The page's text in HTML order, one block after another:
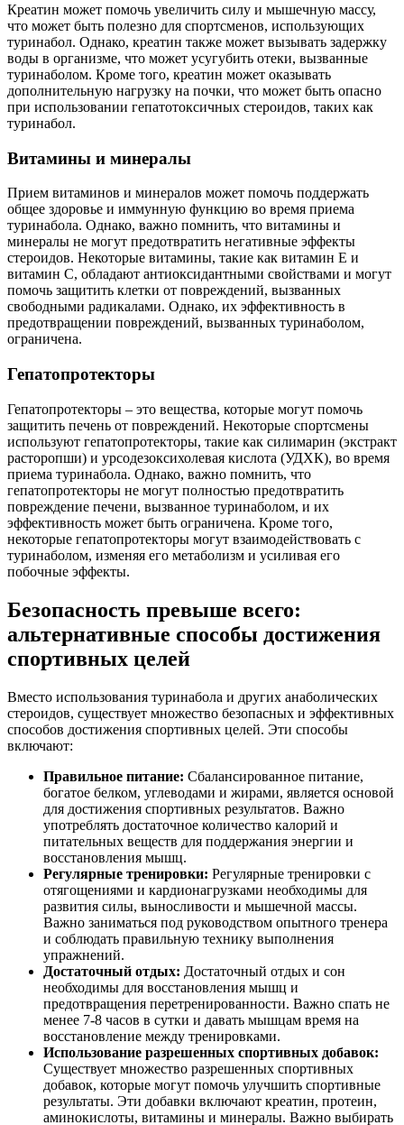
Креатин может помочь увеличить силу и мышечную массу,
что может быть полезно для спортсменов, использующих
туринабол. Однако, креатин также может вызывать задержку
воды в организме, что может усугубить отеки, вызванные
туринаболом. Кроме того, креатин может оказывать
дополнительную нагрузку на почки, что может быть опасно
при использовании гепатотоксичных стероидов, таких как
туринабол.
Витамины и минералы
Прием витаминов и минералов может помочь поддержать
общее здоровье и иммунную функцию во время приема
туринабола. Однако, важно помнить, что витамины и
минералы не могут предотвратить негативные эффекты
стероидов. Некоторые витамины, такие как витамин Е и
витамин С, обладают антиоксидантными свойствами и могут
помочь защитить клетки от повреждений, вызванных
свободными радикалами. Однако, их эффективность в
предотвращении повреждений, вызванных туринаболом,
ограничена.
Гепатопротекторы
Гепатопротекторы – это вещества, которые могут помочь
защитить печень от повреждений. Некоторые спортсмены
используют гепатопротекторы, такие как силимарин (экстракт
расторопши) и урсодезоксихолевая кислота (УДХК), во время
приема туринабола. Однако, важно помнить, что
гепатопротекторы не могут полностью предотвратить
повреждение печени, вызванное туринаболом, и их
эффективность может быть ограничена. Кроме того,
некоторые гепатопротекторы могут взаимодействовать с
туринаболом, изменяя его метаболизм и усиливая его
побочные эффекты.
Безопасность превыше всего:
альтернативные способы достижения
спортивных целей
Вместо использования туринабола и других анаболических
стероидов, существует множество безопасных и эффективных
способов достижения спортивных целей. Эти способы
включают:
Правильное питание: Сбалансированное питание,
богатое белком, углеводами и жирами, является основой
для достижения спортивных результатов. Важно
употреблять достаточное количество калорий и
питательных веществ для поддержания энергии и
восстановления мышц.
Регулярные тренировки: Регулярные тренировки с
отягощениями и кардионагрузками необходимы для
развития силы, выносливости и мышечной массы.
Важно заниматься под руководством опытного тренера
и соблюдать правильную технику выполнения
упражнений.
Достаточный отдых: Достаточный отдых и сон
необходимы для восстановления мышц и
предотвращения перетренированности. Важно спать не
менее 7-8 часов в сутки и давать мышцам время на
восстановление между тренировками.
Использование разрешенных спортивных добавок:
Существует множество разрешенных спортивных
добавок, которые могут помочь улучшить спортивные
результаты. Эти добавки включают креатин, протеин,
аминокислоты, витамины и минералы. Важно выбирать